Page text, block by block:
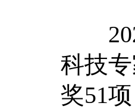
科技
奖51